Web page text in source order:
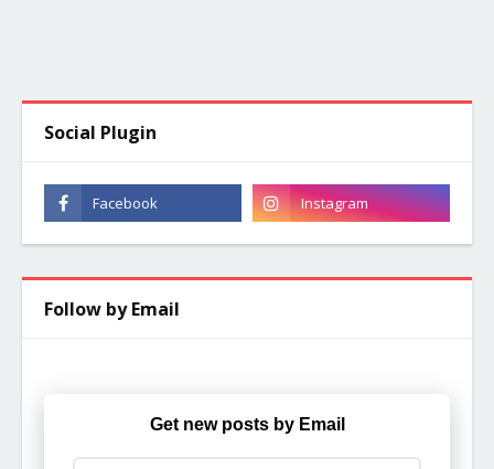
Social Plugin
Follow by Email
Get new posts by Email